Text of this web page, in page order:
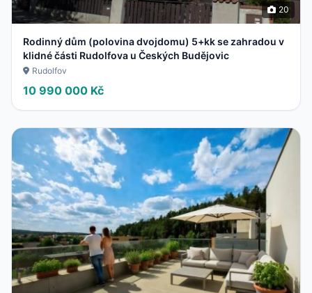
20
Rodinný dům (polovina dvojdomu) 5+kk se zahradou v
klidné části Rudolfova u Českých Budějovic
Rudolfov
10 990 000 Kč